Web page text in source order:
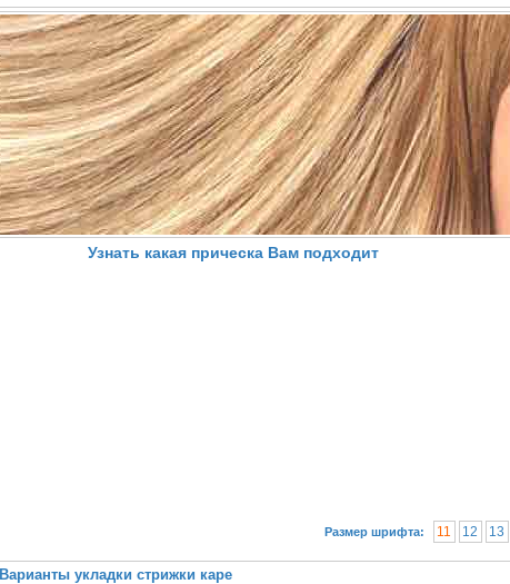
Узнать какая прическа Вам подходит
Размер шрифта: 11 12 13
Варианты укладки стрижки каре